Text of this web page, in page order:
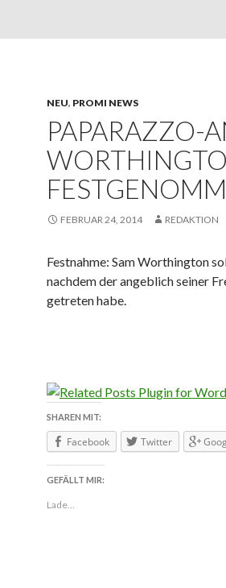
NEU, PROMI NEWS
PAPARAZZO-
FEBRUAR 24, 2014 REDAKTION
Festnahme: Sam Worthington
nachdem der angeblich seiner
getreten habe.
SHAREN MIT:
Facebook Twitter
GEFÄLLT MIR:
Lade...